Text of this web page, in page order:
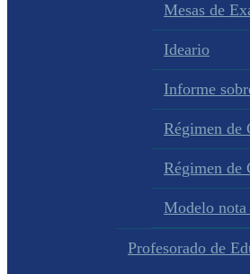
Mesas de
Ideario
Informe
Régimen de
Régimen de
Modelo
Profesorado de